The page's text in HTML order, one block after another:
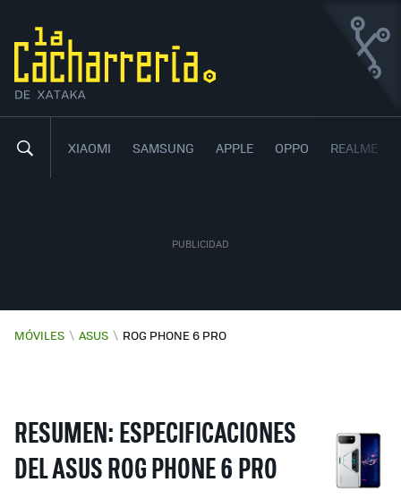
XIAOMI SAMSUNG APPLE OPPO REALME
ASUS ROG PHONE 6 PRO
UN BESTIA QUE PUEDE CON TODO 9,00
MÓVILES \ ASUS \ ROG PHONE 6 PRO
RESUMEN: ESPECIFICACIONES
DEL ASUS ROG PHONE 6 PRO